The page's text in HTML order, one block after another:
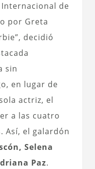
Internacional de
por Greta
decidió
sin
en lugar de
actriz, el
a las cuatro
Así, el galardón
Selena
Paz.